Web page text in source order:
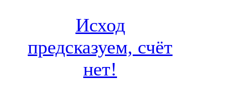
Исход
предсказуем, счёт
нет!